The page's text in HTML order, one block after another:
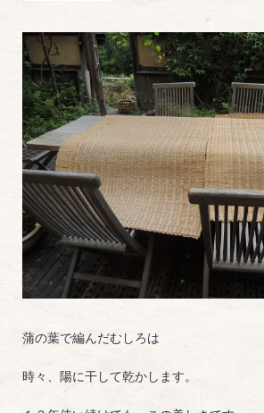
蒲の葉で編んだむしろは
時々、陽に干して乾かします。